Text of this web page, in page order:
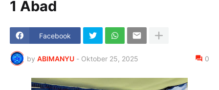
1 Abad
Facebook
by ABIMANYU - Oktober 25, 2025 0